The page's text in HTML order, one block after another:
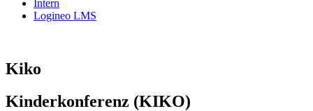
Intern
Logineo LMS
Kiko
Kinderkonferenz (KIKO)